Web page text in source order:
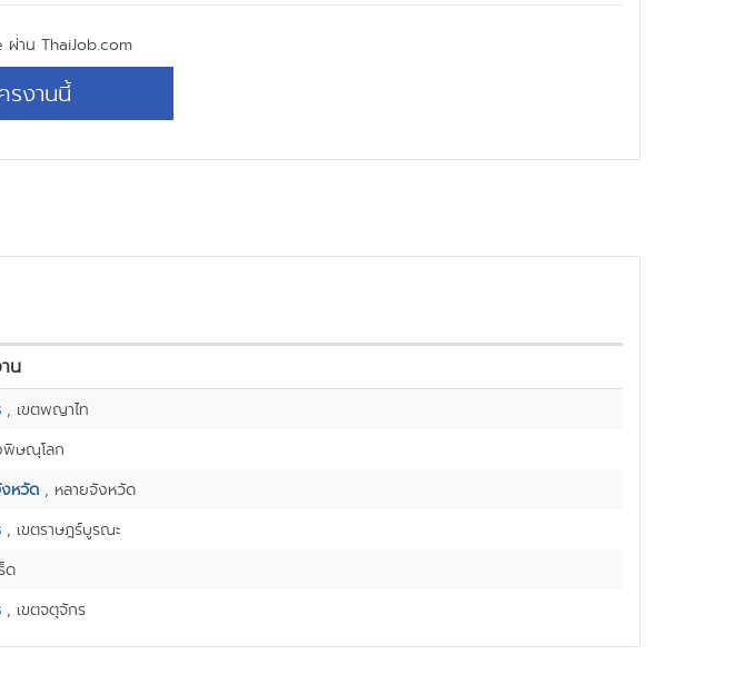
ผ่าน ThaiJob.com
งานนี้
น
, เขตพญาไท
พิษณุโลก
หวัด , หลายจังหวัด
, เขตราษฎร์บูรณะ
ด
, เขตจตุจักร